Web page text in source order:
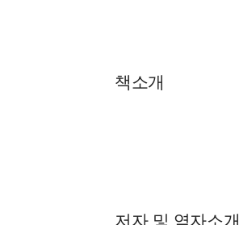
책소개
저자 및 역자소개